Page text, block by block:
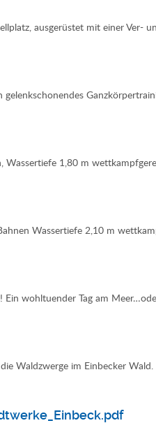
ausgerüstet mit einer Ver-
1,80 m
Wassertiefe 2,10 m
wohltuender Tag am
Waldzwerge im Einbecker